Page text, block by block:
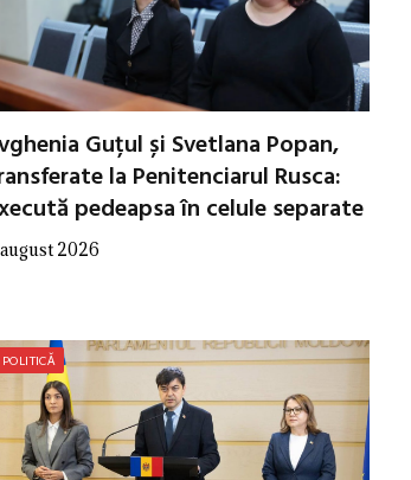
Guțul și Svetlana Popan,
la Penitenciarul Rusca:
pedeapsa în celule separate
2026
POLITICĂ